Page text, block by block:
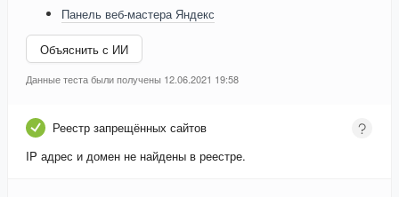
Панель веб-мастера Яндекс
Объяснить с ИИ
Данные теста были получены 12.06.2021 19:58
Реестр запрещённых сайтов
IP адрес и домен не найдены в реестре.